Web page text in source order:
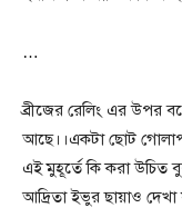
…
ব্রীজের রেলিং এর উপর
আছে।।একটা ছোট গোলাপ
এই মুহূর্তে কি করা উচিত
আদ্রিতা ইভুর ছায়াও